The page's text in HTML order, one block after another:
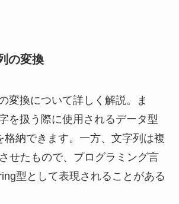
の変換
変換について詳しく解説。ま
を扱う際に使用されるデータ型
格納できます。一方、文字列は複
せたもので、プログラミング言
型として表現されることがある